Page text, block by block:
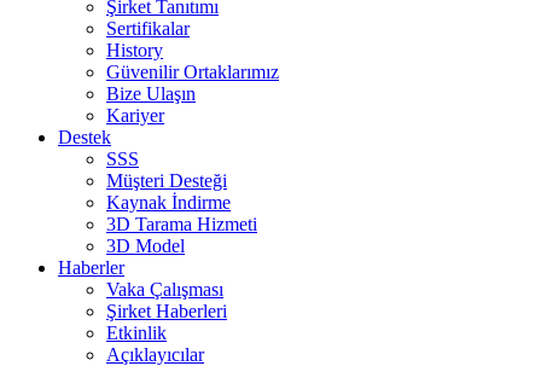
Şirket Tanıtımı
Sertifikalar
History
Güvenilir Ortaklarımız
Bize Ulaşın
Kariyer
Destek
SSS
Müşteri Desteği
Kaynak İndirme
3D Tarama Hizmeti
3D Model
Haberler
Vaka Çalışması
Şirket Haberleri
Etkinlik
Açıklayıcılar